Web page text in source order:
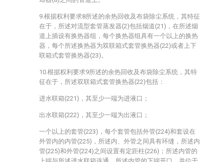
9.根据权利要求8所述的余热回收及布袋除尘系统，其特征
在于，所述对流型套管蒸发器(2)包括烟道(21)，在所述烟
道上插设有换热器组，每个换热器组具有一个以上的换热
器，每个所述换热器为双联箱式套管换热器(22)或者上下
联箱式套管换热器(23)。
10.根据权利要求9所述的余热回收及布袋除尘系统，其特
征在于，所述双联箱式套管换热器(22)包括：
进水联箱(221)，其至少一端为进液口；
出水联箱(222)，其至少一端为出液口；
一个以上的套管(223)，每个套管包括外管(224)和套设在
外管内的内管(225)，所述内、外管之间具有环缝，所述内
管(225)和外管(224)之间设置有定距柱(226)；所述内管的